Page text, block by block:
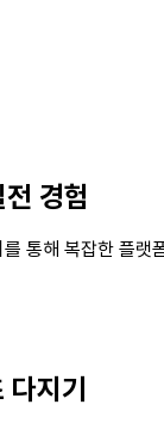
경험
를 통해 복잡한 플랫
지기